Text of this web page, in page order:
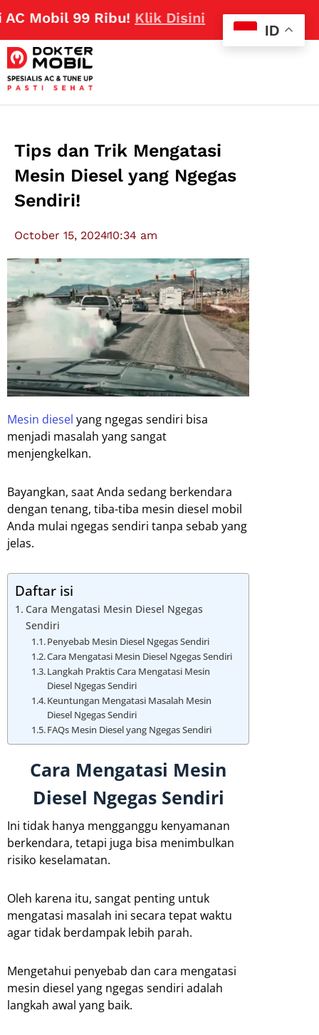
99 Ribu! Klik Disini
Tips dan Trik Mengatasi
Mesin Diesel yang Ngegas
Sendiri!
October 15, 202410:34 am
Mesin diesel yang ngegas sendiri bisa
menjadi masalah yang sangat
menjengkelkan.
Bayangkan, saat Anda sedang berkendara
dengan tenang, tiba-tiba mesin diesel mobil
Anda mulai ngegas sendiri tanpa sebab yang
jelas.
Daftar isi
Cara Mengatasi Mesin Diesel Ngegas
Sendiri
Penyebab Mesin Diesel Ngegas Sendiri
Cara Mengatasi Mesin Diesel Ngegas Sendiri
Langkah Praktis Cara Mengatasi Mesin
Diesel Ngegas Sendiri
Keuntungan Mengatasi Masalah Mesin
Diesel Ngegas Sendiri
FAQs Mesin Diesel yang Ngegas Sendiri
Cara Mengatasi Mesin
Diesel Ngegas Sendiri
Ini tidak hanya mengganggu kenyamanan
berkendara, tetapi juga bisa menimbulkan
risiko keselamatan.
Oleh karena itu, sangat penting untuk
mengatasi masalah ini secara tepat waktu
agar tidak berdampak lebih parah.
Mengetahui penyebab dan cara mengatasi
mesin diesel yang ngegas sendiri adalah
langkah awal yang baik.
ID